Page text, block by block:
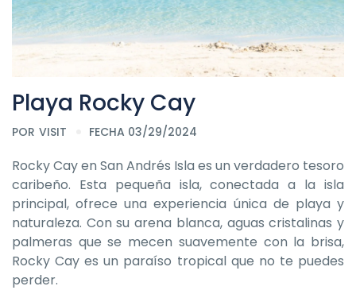
Playa Rocky Cay
POR VISIT FECHA 03/29/2024
Rocky Cay en San Andrés Isla es un verdadero tesoro
caribeño. Esta pequeña isla, conectada a la isla
principal, ofrece una experiencia única de playa y
naturaleza. Con su arena blanca, aguas cristalinas y
palmeras que se mecen suavemente con la brisa,
Rocky Cay es un paraíso tropical que no te puedes
perder.